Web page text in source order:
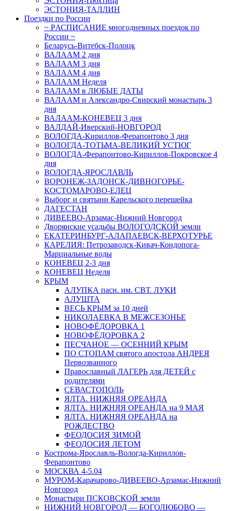
ЭСТОНИЯ-ТАЛЛИН
Поездки по России
~ PАСПИСАНИЕ многодневных поездок по
России ~
Беларусь-Витебск-Полоцк
ВАЛААМ 2 дня
ВАЛААМ 3 дня
ВАЛААМ 4 дня
ВАЛААМ Неделя
ВАЛААМ в ЛЮБЫЕ ДАТЫ
ВАЛААМ и Александро-Свирский монастырь 3
дня
ВАЛААМ-КОНЕВЕЦ 3 дня
ВАЛДАЙ-Иверский-НОВГОРОД
ВОЛОГДА-Кириллов-Ферапонтово 3 дня
ВОЛОГДА-ТОТЬМА-ВЕЛИКИЙ УСТЮГ
ВОЛОГДА-Ферапонтово-Кириллов-Покровское 4
дня
ВОЛОГДА-ЯРОСЛАВЛЬ
ВОРОНЕЖ-ЗАДОНСК-ДИВНОГОРЬЕ-
КОСТОМАРОВО-ЕЛЕЦ
Выборг и святыни Карельского перешейка
ДАГЕСТАН
ДИВЕЕВО-Арзамас-Нижний Новгород
Дворянские усадьбы ВОЛОГОДСКОЙ земли
ЕКАТЕРИНБУРГ-АЛАПАЕВСК-ВЕРХОТУРЬЕ
КАРЕЛИЯ: Петрозаводск-Кивач-Кондопога-
Марциальные воды
КОНЕВЕЦ 2-3 дня
КОНЕВЕЦ Неделя
КРЫМ
АЛУПКА пасн. им. СВТ. ЛУКИ
АЛУШТА
ВЕСЬ КРЫМ за 10 дней
НИКОЛАЕВКА В МЕЖСЕЗОНЬЕ
НОВОФЁДОРОВКА 1
НОВОФЁДОРОВКА 2
ПЕСЧАНОЕ — ОСЕННИЙ КРЫМ
ПО СТОПАМ святого апостола АНДРЕЯ
Первозванного
Православный ЛАГЕРЬ для ДЕТЕЙ с
родителями
СЕВАСТОПОЛЬ
ЯЛТА. НИЖНЯЯ ОРЕАНДА
ЯЛТА. НИЖНЯЯ ОРЕАНДА на 9 МАЯ
ЯЛТА. НИЖНЯЯ ОРЕАНДА на
РОЖДЕСТВО
ФЕОДОСИЯ ЗИМОЙ
ФЕОДОСИЯ ЛЕТОМ
Кострома-Ярославль-Вологда-Кириллов-
Ферапонтово
МОСКВА 4-5.04
МУРОМ-Карачарово-ДИВЕЕВО-Арзамас-Нижний
Новгород
Монастыри ПСКОВСКОЙ земли
НИЖНИЙ НОВГОРОД — БОГОЛЮБОВО —